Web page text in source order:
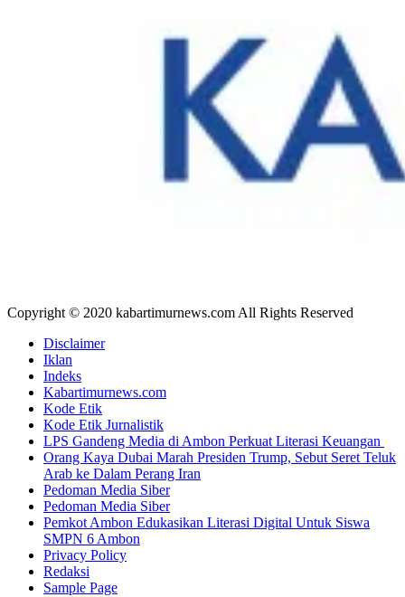
Copyright © 2020 kabartimurnews.com All Rights Reserved
Disclaimer
Iklan
Indeks
Kabartimurnews.com
Kode Etik
Kode Etik Jurnalistik
LPS Gandeng Media di Ambon Perkuat Literasi Keuangan
Orang Kaya Dubai Marah Presiden Trump, Sebut Seret Teluk
Arab ke Dalam Perang Iran
Pedoman Media Siber
Pedoman Media Siber
Pemkot Ambon Edukasikan Literasi Digital Untuk Siswa
SMPN 6 Ambon
Privacy Policy
Redaksi
Sample Page